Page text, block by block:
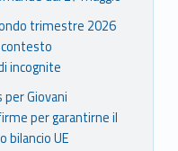
trimestre 2026
incognite
Giovani
per garantirne il
bilancio UE